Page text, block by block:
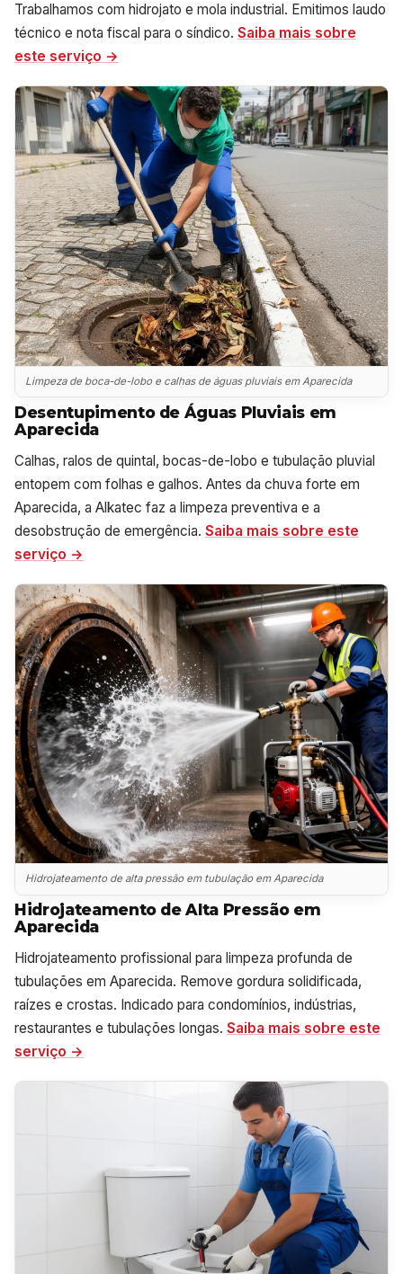
Trabalhamos com hidrojato e mola industrial. Emitimos laudo
técnico e nota fiscal para o síndico. Saiba mais sobre
este serviço →
Limpeza de boca-de-lobo e calhas de águas pluviais em Aparecida
Desentupimento de Águas Pluviais em
Aparecida
Calhas, ralos de quintal, bocas-de-lobo e tubulação pluvial
entopem com folhas e galhos. Antes da chuva forte em
Aparecida, a Alkatec faz a limpeza preventiva e a
desobstrução de emergência. Saiba mais sobre este
serviço →
Hidrojateamento de alta pressão em tubulação em Aparecida
Hidrojateamento de Alta Pressão em
Aparecida
Hidrojateamento profissional para limpeza profunda de
tubulações em Aparecida. Remove gordura solidificada,
raízes e crostas. Indicado para condomínios, indústrias,
restaurantes e tubulações longas. Saiba mais sobre este
serviço →